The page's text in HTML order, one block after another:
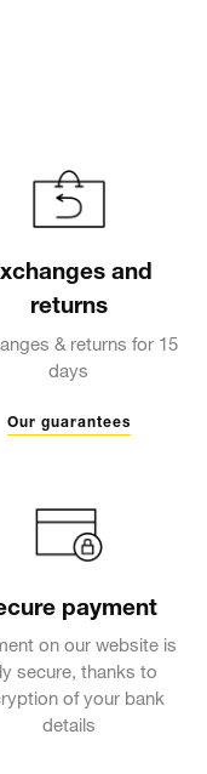
returns
& returns for 15
days
on our website is
secure, thanks to
of your bank
details